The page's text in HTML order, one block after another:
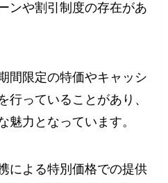
ンや割引制度の存在があ
間限定の特価やキャッシ
行っていることがあり、
魅力となっています。
による特別価格での提供